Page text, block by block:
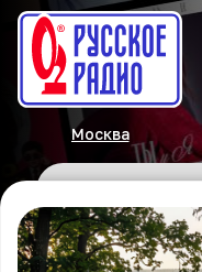
Москва